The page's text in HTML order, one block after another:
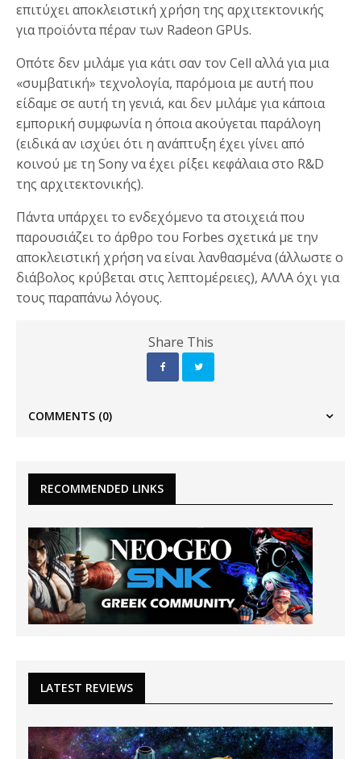
επιτύχει αποκλειστική χρήση της αρχιτεκτονικής
για προϊόντα πέραν των Radeon GPUs.
Οπότε δεν μιλάμε για κάτι σαν τον Cell αλλά για μια
«συμβατική» τεχνολογία, παρόμοια με αυτή που
είδαμε σε αυτή τη γενιά, και δεν μιλάμε για κάποια
εμπορική συμφωνία η όποια ακούγεται παράλογη
(ειδικά αν ισχύει ότι η ανάπτυξη έχει γίνει από
κοινού με τη Sony να έχει ρίξει κεφάλαια στο R&D
της αρχιτεκτονικής).
Πάντα υπάρχει το ενδεχόμενο τα στοιχειά που
παρουσιάζει το άρθρο του Forbes σχετικά με την
αποκλειστική χρήση να είναι λανθασμένα (άλλωστε ο
διάβολος κρύβεται στις λεπτομέρειες), ΑΛΛΑ όχι για
τους παραπάνω λόγους.
Share This
COMMENTS (0)
RECOMMENDED LINKS
LATEST REVIEWS